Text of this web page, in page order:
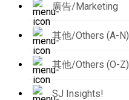
廣告/Marketing
其他/Others (A-N)
其他/Others (O-Z)
SJ Insights!